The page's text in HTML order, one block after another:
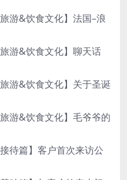
游&饮食文化】法国–浪
游&饮食文化】聊天话
游&饮食文化】关于圣诞
游&饮食文化】毛爷爷的
待篇】客户首次来访公